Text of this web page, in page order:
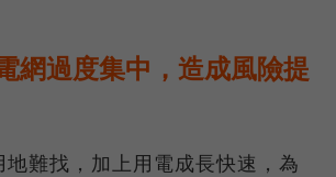
網過度集中，造成風險提
難找，加上用電成長快速，為